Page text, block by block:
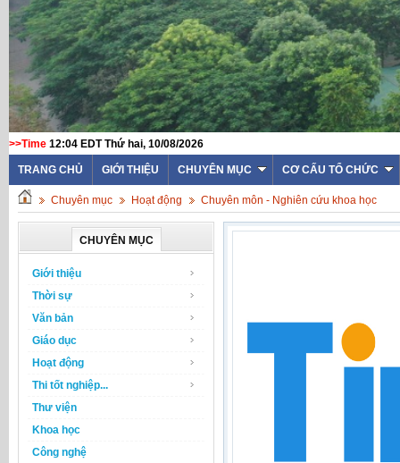
>>Time 12:04 EDT Thứ hai, 10/08/2026
TRANG CHỦ GIỚI THIỆU CHUYÊN MỤC CƠ CẤU TỔ CHỨC
Chuyên mục Hoạt động Chuyên môn - Nghiên cứu khoa học
CHUYÊN MỤC
Giới thiệu
Thời sự
Văn bản
Giáo dục
Hoạt động
Thi tốt nghiệp...
Thư viện
Khoa học
Công nghệ